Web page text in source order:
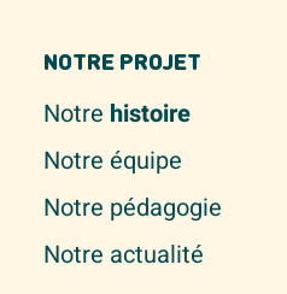
NOTRE PROJET
Notre histoire
Notre équipe
Notre pédagogie
Notre actualité